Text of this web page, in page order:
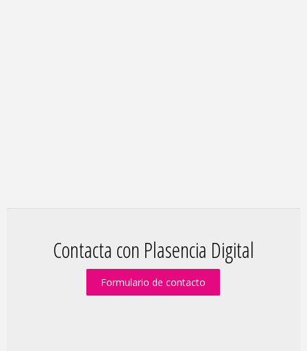
Contacta con Plasencia Digital
Formulario de contacto